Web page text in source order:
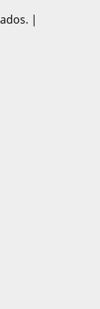
|